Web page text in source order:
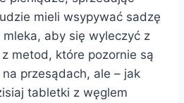
mieli wsypywać sadzę
aby się wyleczyć z
metod, które pozornie są
przesądach, ale – jak
tabletki z węglem